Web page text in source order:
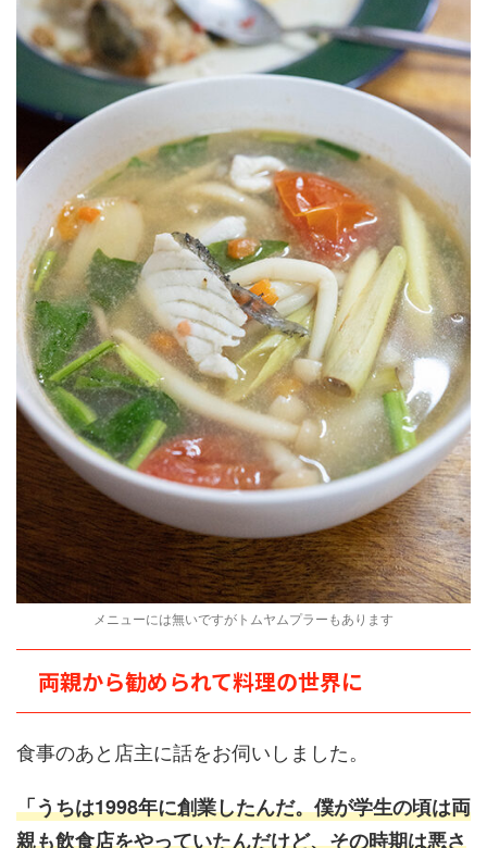
メニューには無いですがトムヤムプラーもあります
両親から勧められて料理の世界に
食事のあと店主に話をお伺いしました。
「うちは1998年に創業したんだ。僕が学生の頃は両
親も飲食店をやっていたんだけど、その時期は悪さ